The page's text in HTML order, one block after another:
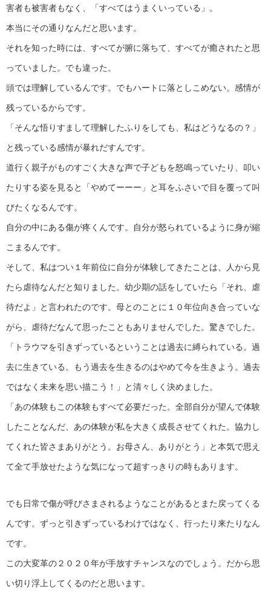
害者も被害者もなく、「すべてはうまくいっている」。
本当にその通りなんだと思います。
それを知った時には、すべてが腑に落ちて、すべてが癒されたと思
っていました。でも違った。
頭では理解しているんです。でもハートに落としこめない。感情が
残っているからです。
「そんな悟りすまして理解したふりをしても、私はどうなるの？」
と残っている感情が暴れだすんです。
道行く親子がものすごく大きな声で子どもを怒鳴っていたり、叩い
たりする姿を見ると「やめてーーー」と耳をふさいで目を覆って叫
びたくなるんです。
自分の中にある傷が疼くんです。自分が怒られているように身が縮
こまるんです。
そして、私はつい１年前位に自分が体験してきたことは、人から見
たら虐待なんだと知りました。幼少期の話をしていたら「それ、虐
待だよ」と言われたのです。母とのことに１０年位向き合っていな
がら、虐待だなんて思ったこともありませんでした。驚きでした。
「トラウマを引きずっているということは過去に縛られている。過
去に生きている。もう過去を生きるのはやめて今を生きよう。過去
ではなく未来を思い描こう！」と清々しく決めました。
「あの体験もこの体験もすべて必要だった。全部自分が望んで体験
したことなんだ、あの体験が私を大きく成長させてくれた。協力し
てくれた皆さまありがとう。お母さん、ありがとう」と本気で思え
て全て手放せたような気になって超すっきりの時もあります。
でも日常で傷が呼びさまされるようなことがあるとまた戻ってくる
んです。ずっと引きずっているわけではなく、行ったり来たりなん
です。
この大変革の２０２０年が手放すチャンスなのでしょう。だから思
い切り浮上してくるのだと思います。